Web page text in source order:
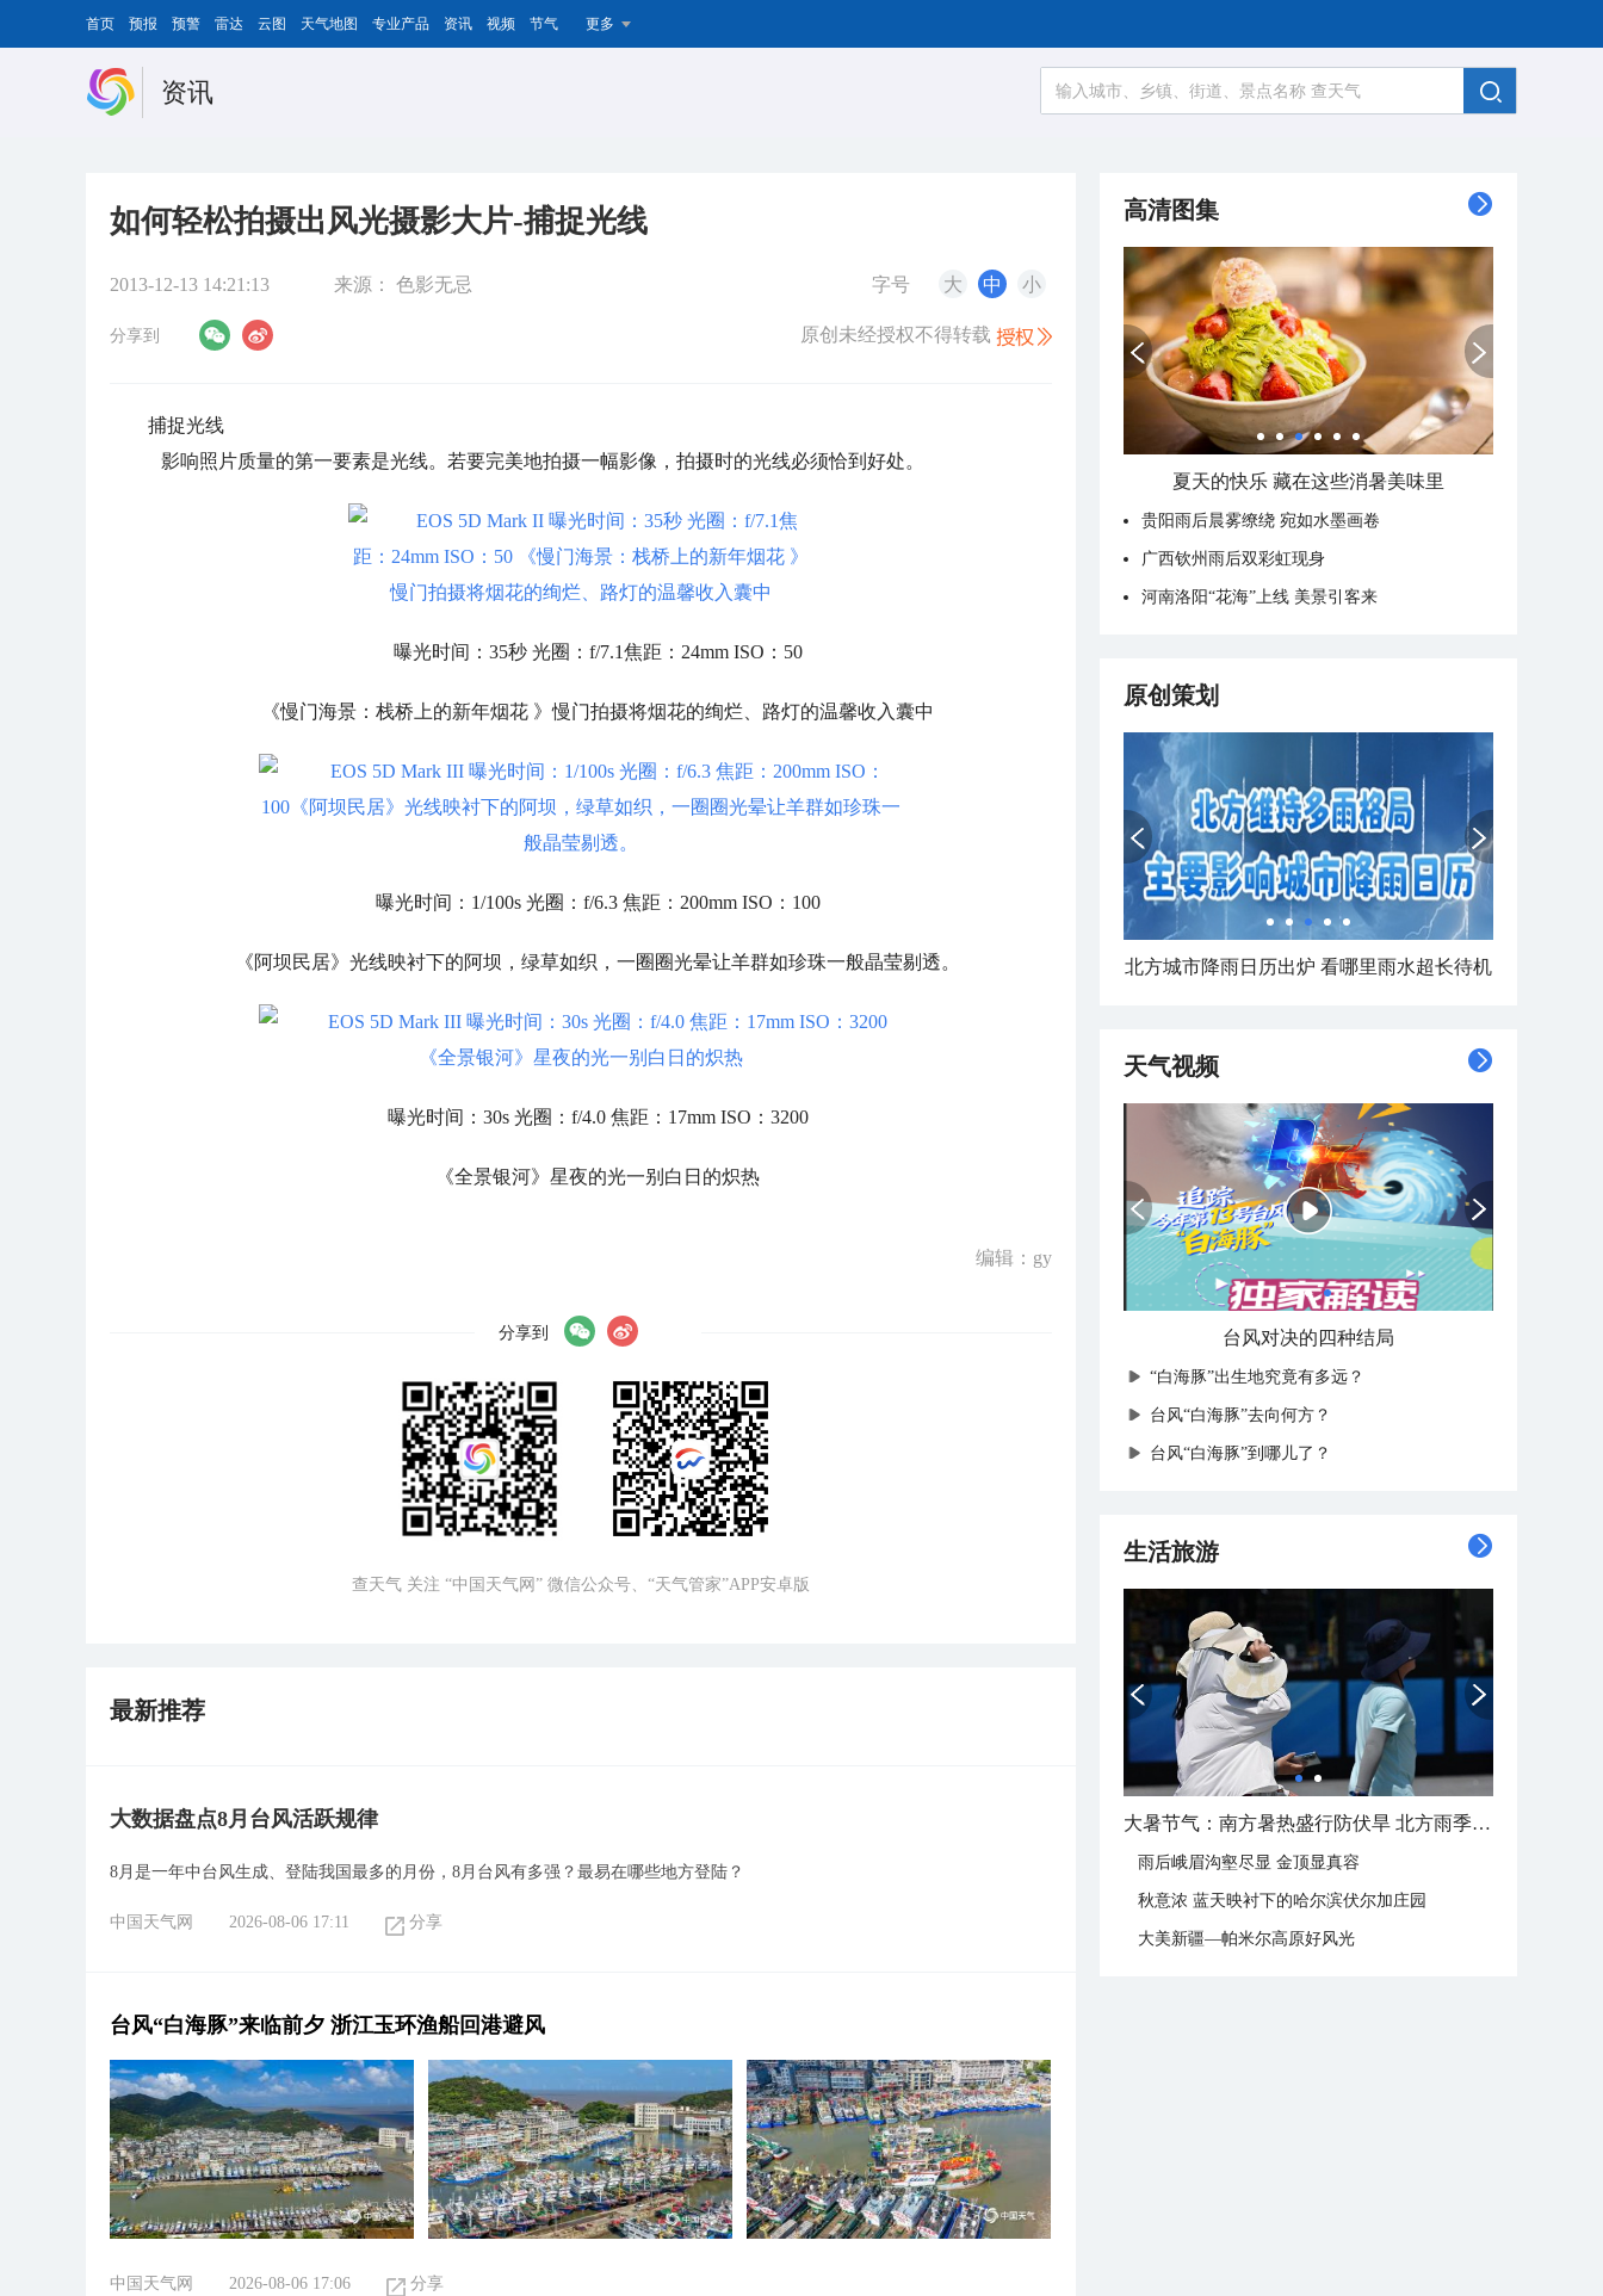
首页 预报 预警 雷达 云图 天气地图 专业产品 资讯 视频 节气 更多
资讯
如何轻松拍摄出风光摄影大片-捕捉光线
2013-12-13 14:21:13 来源： 色影无忌 字号 大 中 小
分享到 原创未经授权不得转载
捕捉光线
影响照片质量的第一要素是光线。若要完美地拍摄一幅影像，拍摄时的光线必须恰到好处。
曝光时间：35秒 光圈：f/7.1焦距：24mm ISO：50
《慢门海景：栈桥上的新年烟花 》慢门拍摄将烟花的绚烂、路灯的温馨收入囊中
曝光时间：1/100s 光圈：f/6.3 焦距：200mm ISO：100
《阿坝民居》光线映衬下的阿坝，绿草如织，一圈圈光晕让羊群如珍珠一般晶莹剔透。
曝光时间：30s 光圈：f/4.0 焦距：17mm ISO：3200
《全景银河》星夜的光一别白日的炽热
编辑：gy
分享到
查天气 关注 “中国天气网” 微信公众号、“天气管家”APP安卓版
最新推荐
大数据盘点8月台风活跃规律
8月是一年中台风生成、登陆我国最多的月份，8月台风有多强？最易在哪些地方登陆？
中国天气网 2026-08-06 17:11 分享
台风“白海豚”来临前夕 浙江玉环渔船回港避风
中国天气网 2026-08-06 17:06 分享
高清图集
夏天的快乐 藏在这些消暑美味里
贵阳雨后晨雾缭绕 宛如水墨画卷
广西钦州雨后双彩虹现身
河南洛阳“花海”上线 美景引客来
原创策划
北方城市降雨日历出炉 看哪里雨水超长待机
天气视频
台风对决的四种结局
“白海豚”出生地究竟有多远？
台风“白海豚”去向何方？
台风“白海豚”到哪儿了？
生活旅游
大暑节气：南方暑热盛行防伏旱 北方雨季陆续开启
雨后峨眉沟壑尽显 金顶显真容
秋意浓 蓝天映衬下的哈尔滨伏尔加庄园
大美新疆—帕米尔高原好风光